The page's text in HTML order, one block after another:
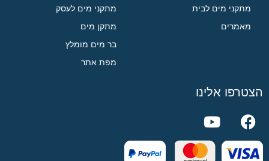
מתקני מים לבית
מאמרים
מתקני מים לעסק
מתקן מים
בר מים מומלץ
מפת אתר
הצטרפו אלינו